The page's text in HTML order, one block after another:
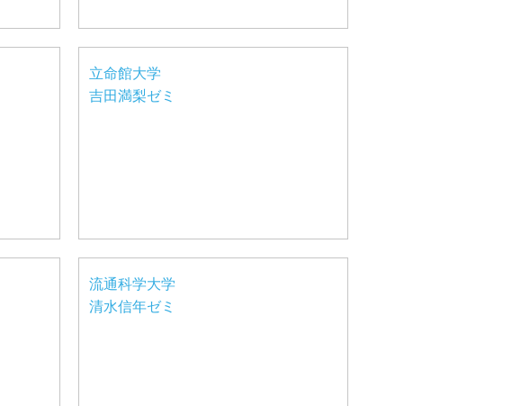
立命館大学
吉田満梨ゼミ
流通科学大学
清水信年ゼミ